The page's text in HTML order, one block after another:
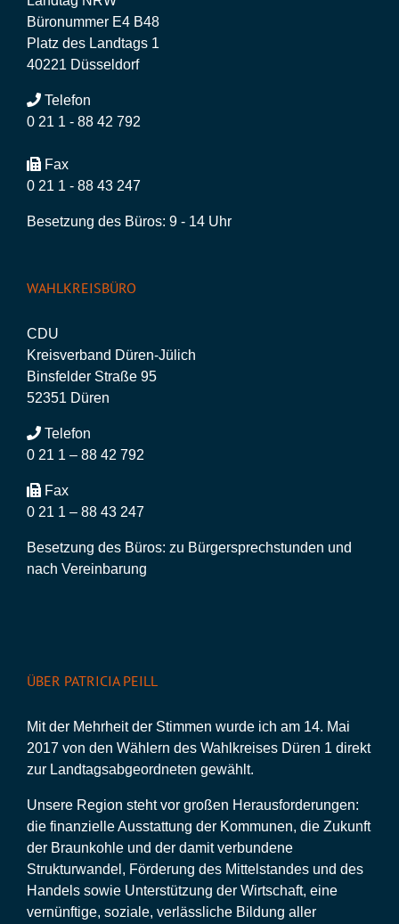
Büronummer E4 B48
Platz des Landtags 1
40221 Düsseldorf
Telefon
0 21 1 - 88 42 792
Fax
0 21 1 - 88 43 247
Besetzung des Büros: 9 - 14 Uhr
WAHLKREISBÜRO
CDU
Kreisverband Düren-Jülich
Binsfelder Straße 95
52351 Düren
Telefon
0 21 1 – 88 42 792
Fax
0 21 1 – 88 43 247
Besetzung des Büros: zu Bürgersprechstunden und
nach Vereinbarung
ÜBER PATRICIA PEILL
Mit der Mehrheit der Stimmen wurde ich am 14. Mai
2017 von den Wählern des Wahlkreises Düren 1 direkt
zur Landtagsabgeordneten gewählt.
Unsere Region steht vor großen Herausforderungen:
die finanzielle Ausstattung der Kommunen, die Zukunft
der Braunkohle und der damit verbundene
Strukturwandel, Förderung des Mittelstandes und des
Handels sowie Unterstützung der Wirtschaft, eine
vernünftige, soziale, verlässliche Bildung aller